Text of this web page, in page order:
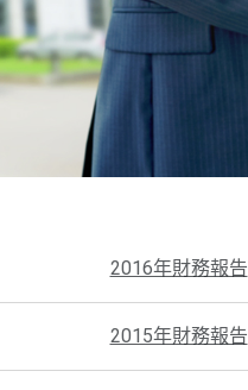
2016年財務報告
2015年財務報告